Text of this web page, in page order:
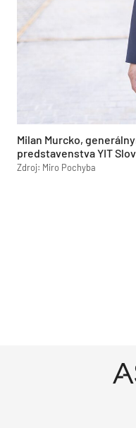
Milan Murcko,
predstavenstva YIT
Zdroj: Miro Pochyba